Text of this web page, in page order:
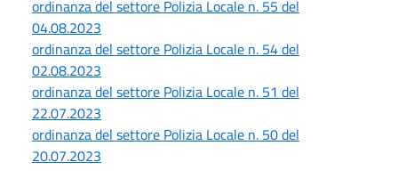
ordinanza del settore Polizia Locale n. 55 del
04.08.2023
ordinanza del settore Polizia Locale n. 54 del
02.08.2023
ordinanza del settore Polizia Locale n. 51 del
22.07.2023
ordinanza del settore Polizia Locale n. 50 del
20.07.2023